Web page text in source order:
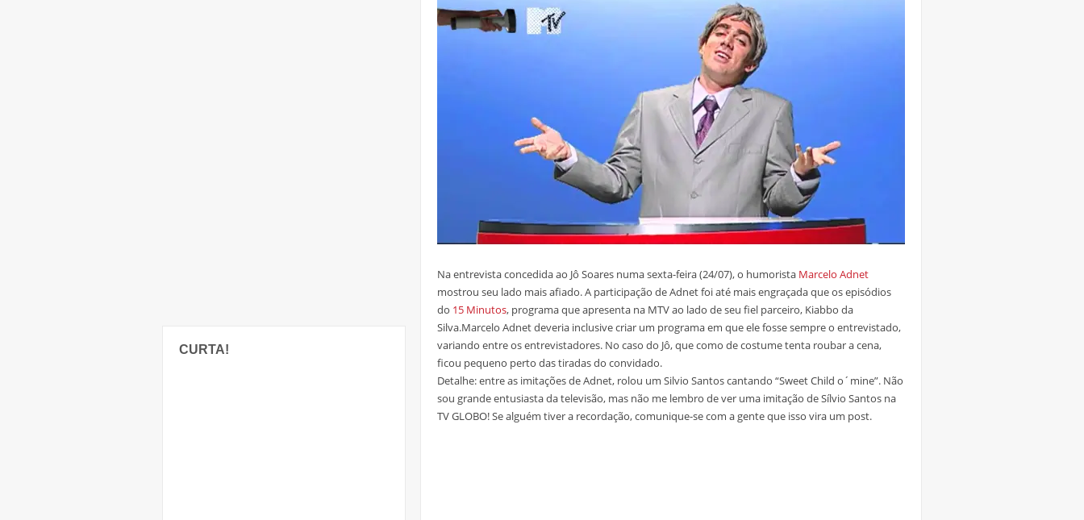
CURTA!
Na entrevista concedida ao Jô Soares numa sexta-feira (24/07), o humorista Marcelo Adnet
mostrou seu lado mais afiado. A participação de Adnet foi até mais engraçada que os episódios
do 15 Minutos, programa que apresenta na MTV ao lado de seu fiel parceiro, Kiabbo da
Silva.Marcelo Adnet deveria inclusive criar um programa em que ele fosse sempre o entrevistado,
variando entre os entrevistadores. No caso do Jô, que como de costume tenta roubar a cena,
ficou pequeno perto das tiradas do convidado.
Detalhe: entre as imitações de Adnet, rolou um Silvio Santos cantando “Sweet Child o´mine”. Não
sou grande entusiasta da televisão, mas não me lembro de ver uma imitação de Sílvio Santos na
TV GLOBO! Se alguém tiver a recordação, comunique-se com a gente que isso vira um post.